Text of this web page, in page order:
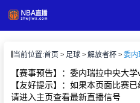
播
闻
当前位置:首页 足球 解放者杯
【赛事预告】：委内瑞拉中央大
【友好提示】：如果本页面比赛
请进入主页查看最新直播信号